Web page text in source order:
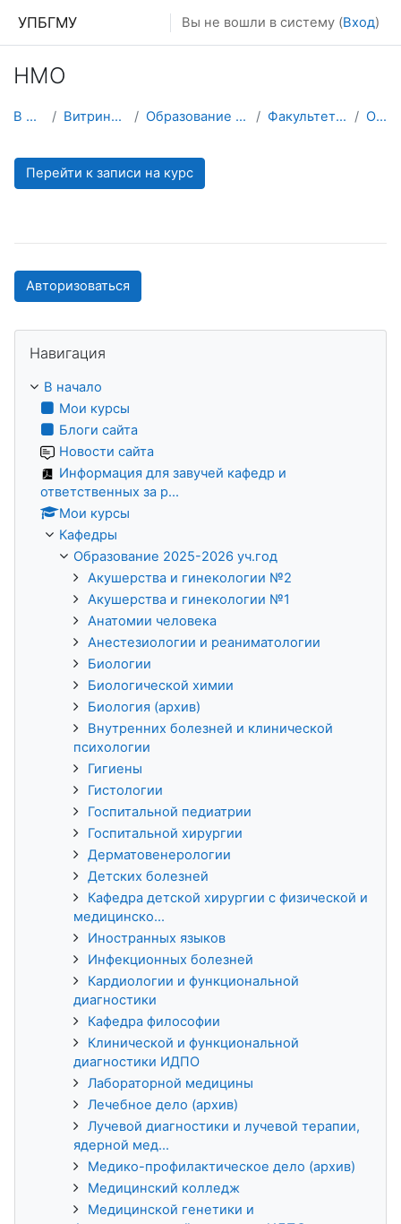
УПБГМУ Вы не вошли в систему (Вход)
НМО
В начало Витрина курсов 3KL Образование 2025-2026 уч.год Факультетская хирургия О курсе
Перейти к записи на курс
Авторизоваться
Навигация
В начало
Мои курсы
Блоги сайта
Новости сайта
Информация для завучей кафедр и
ответственных за р...
Мои курсы
Кафедры
Образование 2025-2026 уч.год
Акушерства и гинекологии №2
Акушерства и гинекологии №1
Анатомии человека
Анестезиологии и реаниматологии
Биологии
Биологической химии
Биология (архив)
Внутренних болезней и клинической
психологии
Гигиены
Гистологии
Госпитальной педиатрии
Госпитальной хирургии
Дерматовенерологии
Детских болезней
Кафедра детской хирургии с физической и
медицинско...
Иностранных языков
Инфекционных болезней
Кардиологии и функциональной
диагностики
Кафедра философии
Клинической и функциональной
диагностики ИДПО
Лабораторной медицины
Лечебное дело (архив)
Лучевой диагностики и лучевой терапии,
ядерной мед...
Медико-профилактическое дело (архив)
Медицинский колледж
Медицинской генетики и